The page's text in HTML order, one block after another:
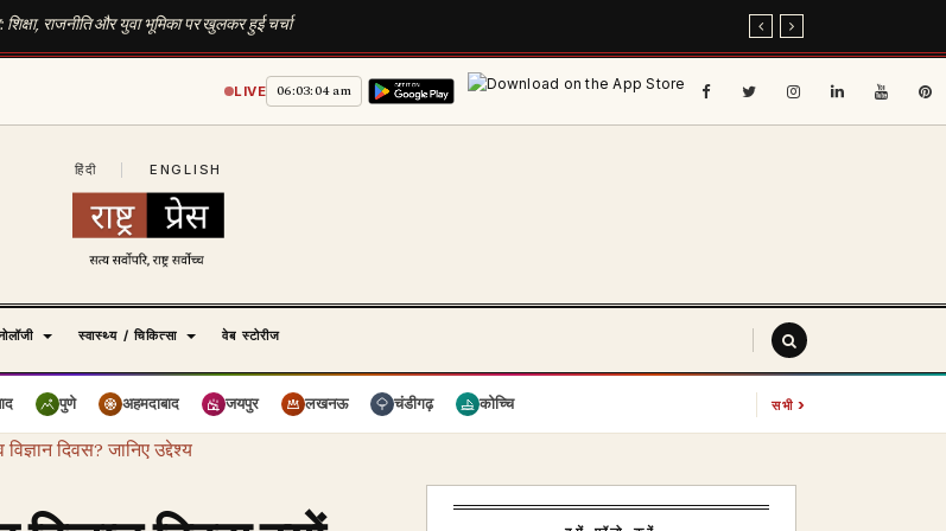
राजनीति और युवा भूमिका पर खुलकर हुई चर्चा
LIVE 06:03:05 am
हिंदी ENGLISH
स्वास्थ्य / चिकित्सा वेब स्टोरीज
पुणे अहमदाबाद जयपुर लखनऊ चंडीगढ़ कोच्चि सभी›
दिवस? जानिए उद्देश्य